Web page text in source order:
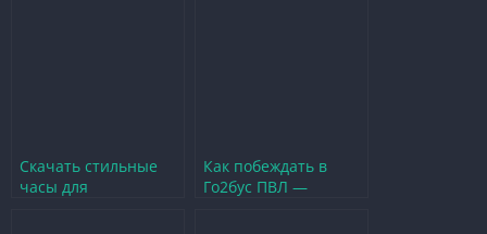
Скачать стильные
часы для
Как побеждать в
Го2бус ПВЛ —